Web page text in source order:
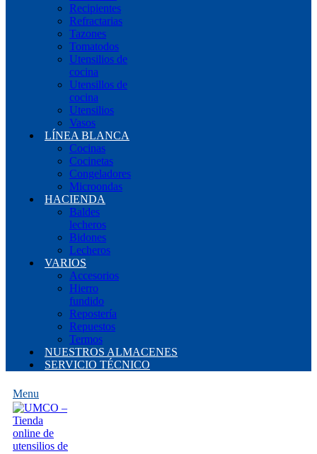
Recipientes
Refractarias
Tazones
Tomatodos
Utensilios de
cocina
Utensillos de
cocina
Utensilios
Vasos
LÍNEA BLANCA
Cocinas
Cocinetas
Congeladores
Microondas
HACIENDA
Baldes
lecheros
Bidones
Lecheros
VARIOS
Accesorios
Hierro
fundido
Repostería
Repuestos
Termos
NUESTROS ALMACENES
SERVICIO TÉCNICO
Menu